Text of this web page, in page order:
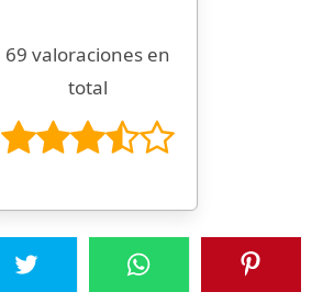
69 valoraciones en
total